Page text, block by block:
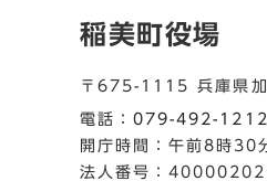
稲美町役場
〒675-1115 兵庫県
電話：079-492-1212
開庁時間：午前8時30
法人番号：